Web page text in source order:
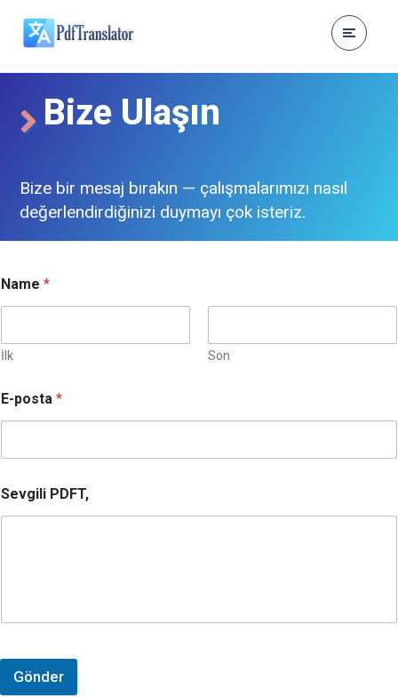
Bize Ulaşın
Bize bir mesaj bırakın — çalışmalarımızı nasıl
değerlendirdiğinizi duymayı çok isteriz.
Name *
İlk Son
E-posta *
Sevgili PDFT,
Gönder